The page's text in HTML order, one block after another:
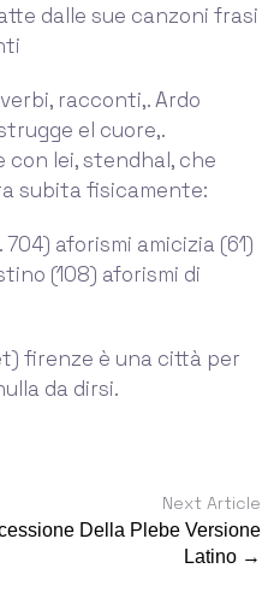
dalle sue canzoni frasi
racconti,. Ardo
el cuore,.
lei, stendhal, che
subita fisicamente:
aforismi amicizia (61)
(108) aforismi di
firenze è una città per
da dirsi.
Next Article
Della Plebe Versione
Latino →